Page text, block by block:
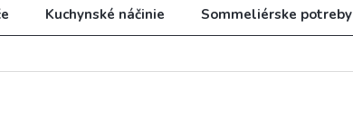
Kuchynské náčinie Sommeliérske potreby